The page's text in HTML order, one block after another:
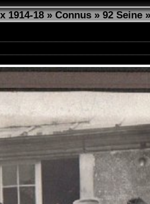
1914-18»Connus»92 Seine